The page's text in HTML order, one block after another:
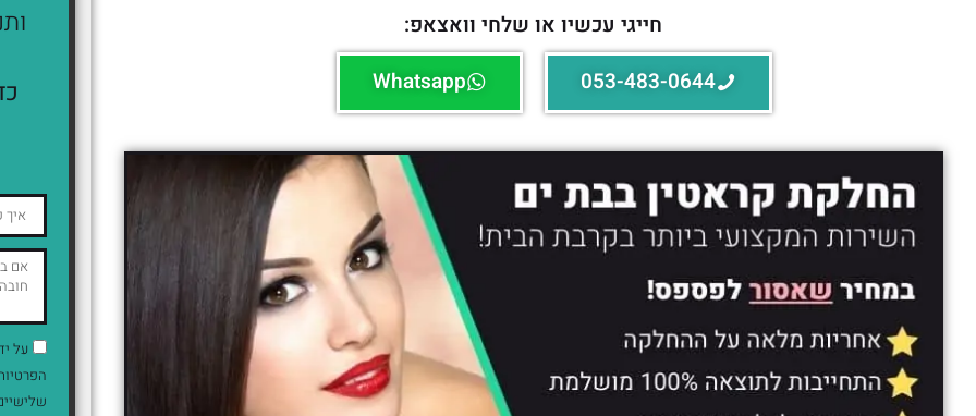
חייגי עכשיו או שלחי וואצאפ:
053-483-0644
Whatsapp
על